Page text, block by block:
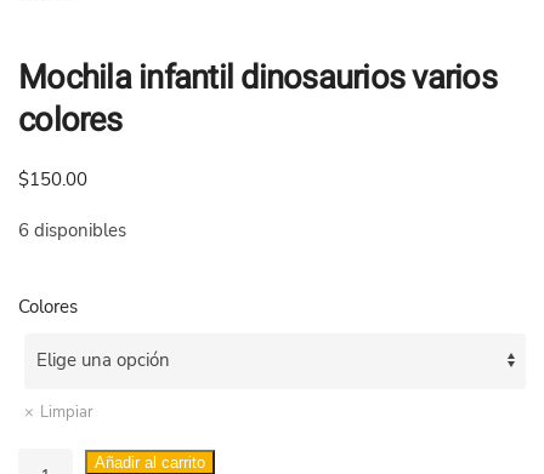
Mochila infantil dinosaurios varios
colores
$150.00
6 disponibles
Colores
Limpiar
Añadir al carrito